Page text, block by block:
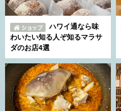
ハワイ通なら味
わいたい知る人ぞ知るマラサ
ダのお店4選